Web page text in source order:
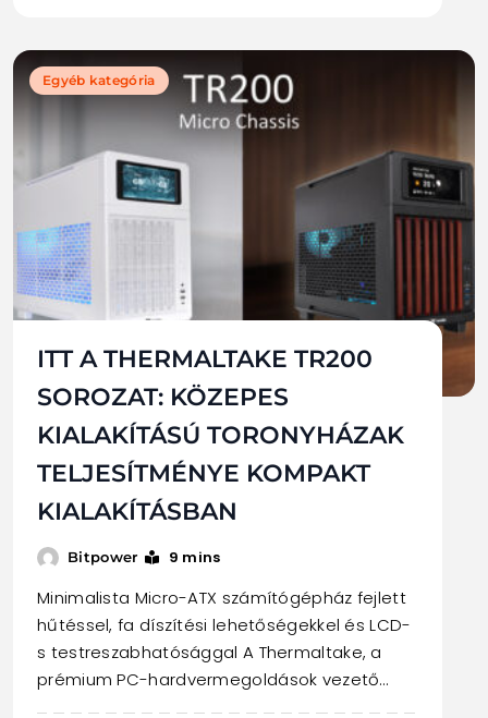
Egyéb kategória
ITT A THERMALTAKE TR200
SOROZAT: KÖZEPES
KIALAKÍTÁSÚ TORONYHÁZAK
TELJESÍTMÉNYE KOMPAKT
KIALAKÍTÁSBAN
Bitpower 9 mins
Minimalista Micro-ATX számítógépház fejlett
hűtéssel, fa díszítési lehetőségekkel és LCD-
s testreszabhatósággal A Thermaltake, a
prémium PC-hardvermegoldások vezető…